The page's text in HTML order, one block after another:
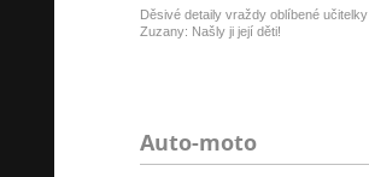
Děsivé detaily vraždy oblíbené učitelky
Zuzany: Našly ji její děti!
Auto-moto